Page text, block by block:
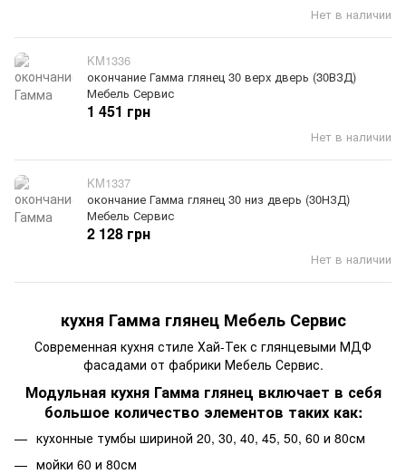
Нет в наличии
KM1336
окончание Гамма глянец 30 верх дверь (30ВЗД)
Мебель Сервис
Нет в наличии
1 451 грн
KM1337
окончание Гамма глянец 30 низ дверь (30НЗД)
Мебель Сервис
Нет в наличии
2 128 грн
кухня Гамма глянец Мебель Сервис
Современная кухня стиле Хай-Тек с глянцевыми МДФ
фасадами от фабрики Мебель Сервис.
Модульная кухня Гамма глянец включает в себя
большое количество элементов таких как:
кухонные тумбы шириной 20, 30, 40, 45, 50, 60 и 80см
мойки 60 и 80см